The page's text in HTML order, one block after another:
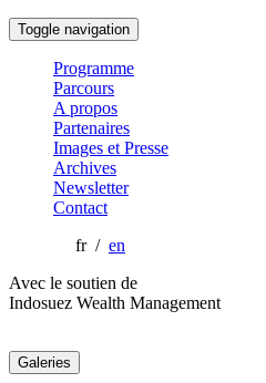
Toggle navigation
Programme
Parcours
A propos
Partenaires
Images et Presse
Archives
Newsletter
Contact
fr / en
Avec le soutien de
Indosuez Wealth Management
Galeries